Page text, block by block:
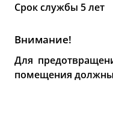
Срок службы 5 лет
Внимание!
Для
помещения должны